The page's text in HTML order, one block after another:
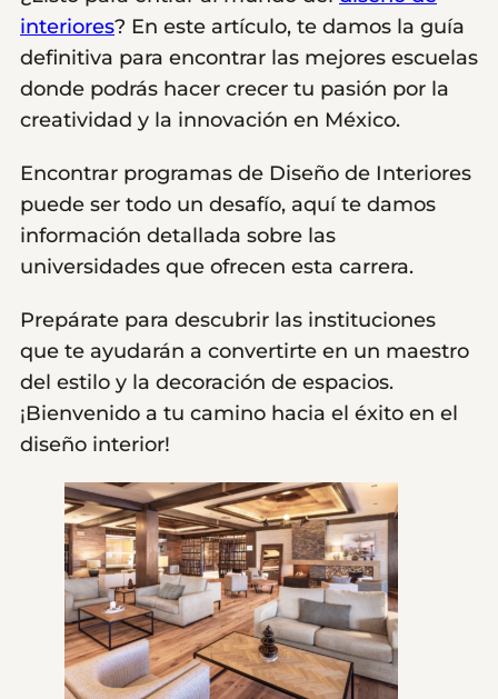
interiores? En este artículo, te damos la guía
definitiva para encontrar las mejores escuelas
donde podrás hacer crecer tu pasión por la
creatividad y la innovación en México.
Encontrar programas de Diseño de Interiores
puede ser todo un desafío, aquí te damos
información detallada sobre las
universidades que ofrecen esta carrera.
Prepárate para descubrir las instituciones
que te ayudarán a convertirte en un maestro
del estilo y la decoración de espacios.
¡Bienvenido a tu camino hacia el éxito en el
diseño interior!